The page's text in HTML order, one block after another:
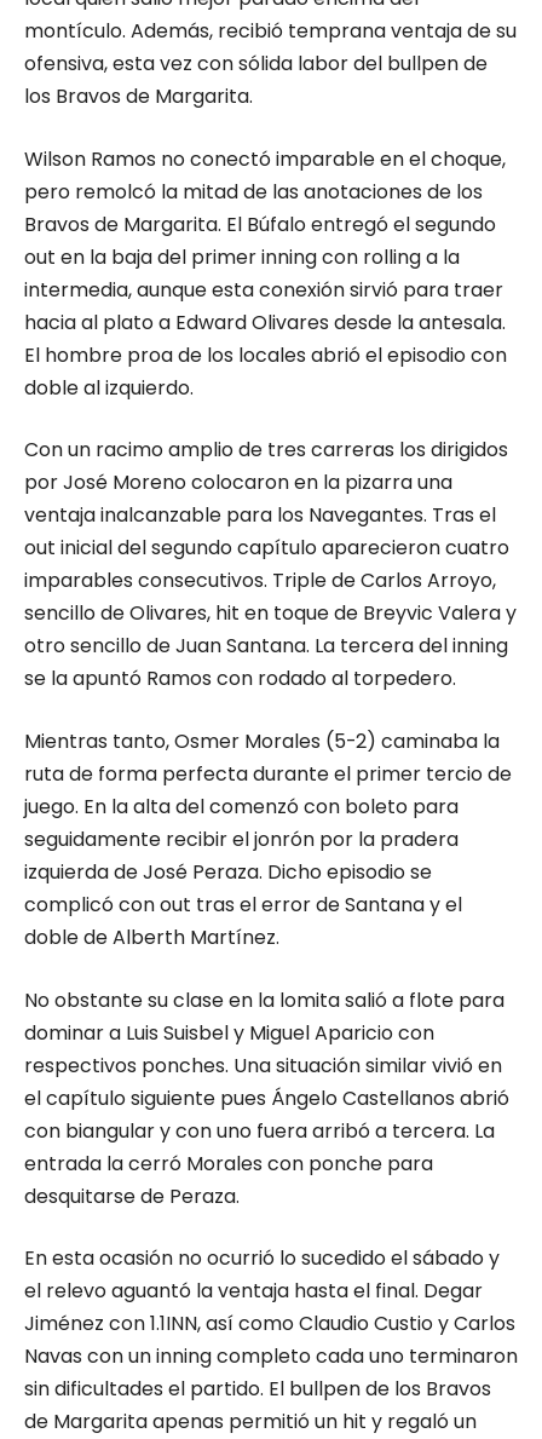
montículo. Además, recibió temprana ventaja de su
ofensiva, esta vez con sólida labor del bullpen de
los Bravos de Margarita.
Wilson Ramos no conectó imparable en el choque,
pero remolcó la mitad de las anotaciones de los
Bravos de Margarita. El Búfalo entregó el segundo
out en la baja del primer inning con rolling a la
intermedia, aunque esta conexión sirvió para traer
hacia al plato a Edward Olivares desde la antesala.
El hombre proa de los locales abrió el episodio con
doble al izquierdo.
Con un racimo amplio de tres carreras los dirigidos
por José Moreno colocaron en la pizarra una
ventaja inalcanzable para los Navegantes. Tras el
out inicial del segundo capítulo aparecieron cuatro
imparables consecutivos. Triple de Carlos Arroyo,
sencillo de Olivares, hit en toque de Breyvic Valera y
otro sencillo de Juan Santana. La tercera del inning
se la apuntó Ramos con rodado al torpedero.
Mientras tanto, Osmer Morales (5-2) caminaba la
ruta de forma perfecta durante el primer tercio de
juego. En la alta del comenzó con boleto para
seguidamente recibir el jonrón por la pradera
izquierda de José Peraza. Dicho episodio se
complicó con out tras el error de Santana y el
doble de Alberth Martínez.
No obstante su clase en la lomita salió a flote para
dominar a Luis Suisbel y Miguel Aparicio con
respectivos ponches. Una situación similar vivió en
el capítulo siguiente pues Ángelo Castellanos abrió
con biangular y con uno fuera arribó a tercera. La
entrada la cerró Morales con ponche para
desquitarse de Peraza.
En esta ocasión no ocurrió lo sucedido el sábado y
el relevo aguantó la ventaja hasta el final. Degar
Jiménez con 1.1INN, así como Claudio Custio y Carlos
Navas con un inning completo cada uno terminaron
sin dificultades el partido. El bullpen de los Bravos
de Margarita apenas permitió un hit y regaló un